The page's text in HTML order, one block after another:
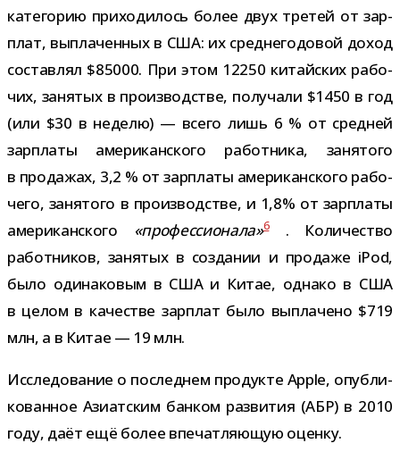
кате­го­рию при­хо­ди­лось более двух тре­тей от зар­
плат, выпла­чен­ных в США: их сред­не­го­до­вой доход
состав­лял $85000. При этом 12250 китай­ских рабо­
чих, заня­тых в про­из­вод­стве, полу­чали $1450 в год
(или $30 в неделю) — всего лишь 6 % от сред­ней
зар­платы аме­ри­кан­ского работ­ника, заня­того
в про­да­жах, 3,2 % от зар­платы аме­ри­кан­ского рабо­
чего, заня­того в про­из­вод­стве, и 1,8% от зар­платы
аме­ри­кан­ского «про­фес­си­о­нала»6. Количество
работ­ни­ков, заня­тых в созда­нии и про­даже iPod,
было оди­на­ко­вым в США и Китае, однако в США
в целом в каче­стве зар­плат было выпла­чено $719
млн, а в Китае — 19 млн.
Исследование о послед­нем про­дукте Apple, опуб­ли­
ко­ван­ное Азиатским бан­ком раз­ви­тия (АБР) в 2010
году, даёт ещё более впе­чат­ля­ю­щую оценку.